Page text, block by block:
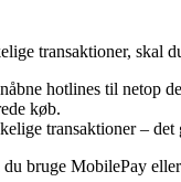
transaktioner, skal
hotlines til netop
køb.
transaktioner – det
bruge MobilePay